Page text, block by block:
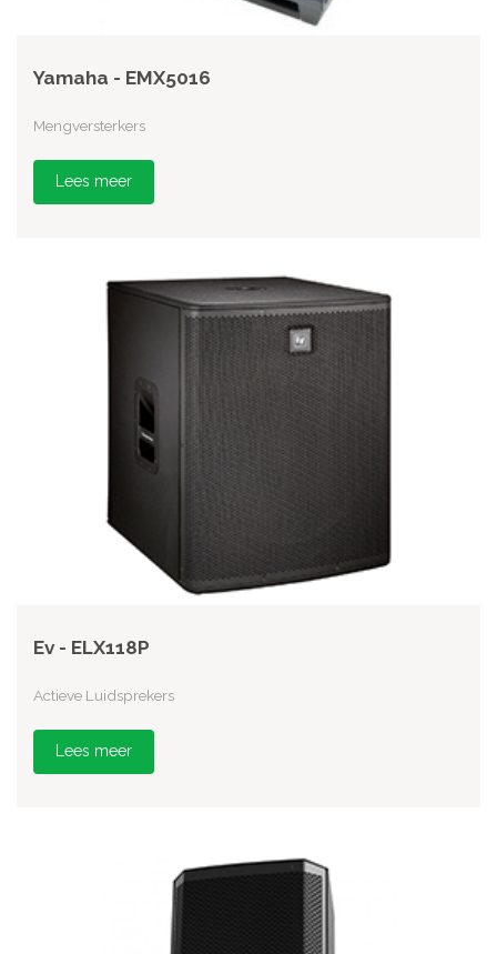
Yamaha - EMX5016
Mengversterkers
Lees meer
Ev - ELX118P
Actieve Luidsprekers
Lees meer